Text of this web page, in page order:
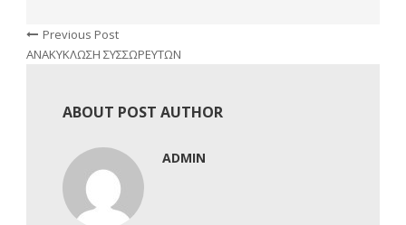
Previous Post
ΑΝΑΚΥΚΛΩΣΗ ΣΥΣΣΩΡΕΥΤΩΝ
ABOUT POST AUTHOR
ADMIN